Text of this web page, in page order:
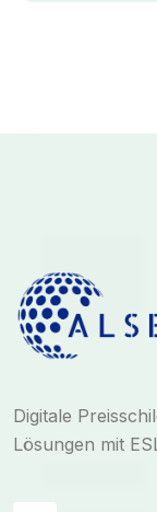
Digitale
Lösungen mit